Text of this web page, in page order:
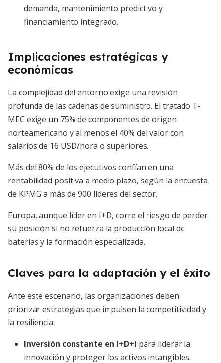
demanda, mantenimiento predictivo y
financiamiento integrado.
Implicaciones estratégicas y
económicas
La complejidad del entorno exige una revisión
profunda de las cadenas de suministro. El tratado T-
MEC exige un 75% de componentes de origen
norteamericano y al menos el 40% del valor con
salarios de 16 USD/hora o superiores.
Más del 80% de los ejecutivos confían en una
rentabilidad positiva a medio plazo, según la encuesta
de KPMG a más de 900 líderes del sector.
Europa, aunque líder en I+D, corre el riesgo de perder
su posición si no refuerza la producción local de
baterías y la formación especializada.
Claves para la adaptación y el éxito
Ante este escenario, las organizaciones deben
priorizar estrategias que impulsen la competitividad y
la resiliencia:
Inversión constante en I+D+i para liderar la
innovación y proteger los activos intangibles.